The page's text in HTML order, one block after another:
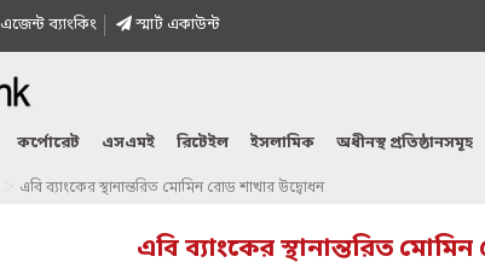
এজেন্ট ব্যাংকিং স্মাৰ্ট একাউন্ট
কর্পোরেট এসএমই রিটেইল ইসলামিক অধীনস্থ প্রতিষ্ঠানসমূহ
এবি ব্যাংকের স্থানান্তরিত মোমিন রোড শাখার উদ্বোধন
এবি ব্যাংকের স্থানান্তরিত